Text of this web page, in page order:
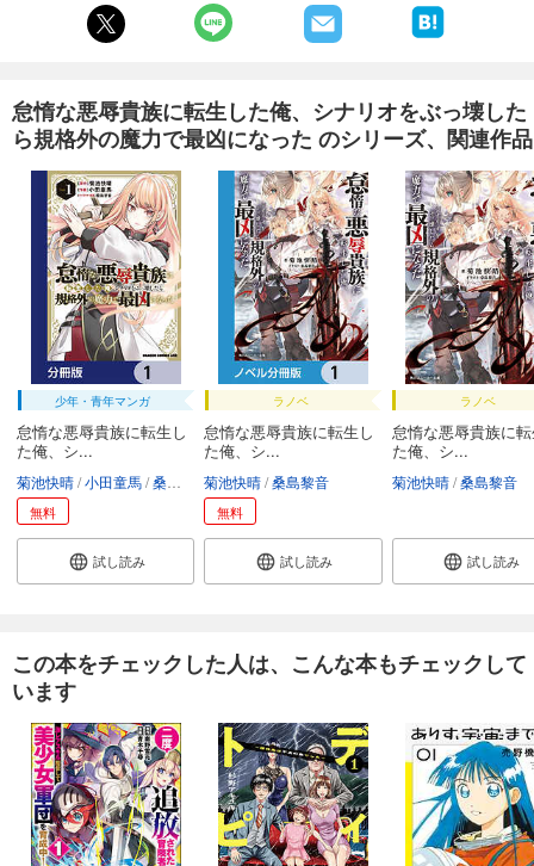
怠惰な悪辱貴族に転生した俺、シナリオをぶっ壊した
ら規格外の魔力で最凶になった のシリーズ、関連作品
少年・青年マンガ
怠惰な悪辱貴族に転生し
た俺、シ...
菊池快晴 小田童馬 桑島黎音
無料
試し読み
ラノベ
怠惰な悪辱貴族に転生し
た俺、シ...
菊池快晴 桑島黎音
無料
試し読み
ラノベ
怠惰な悪辱貴族に
た俺、シ...
菊池快晴 桑島黎音
試し読み
この本をチェックした人は、こんな本もチェックして
います